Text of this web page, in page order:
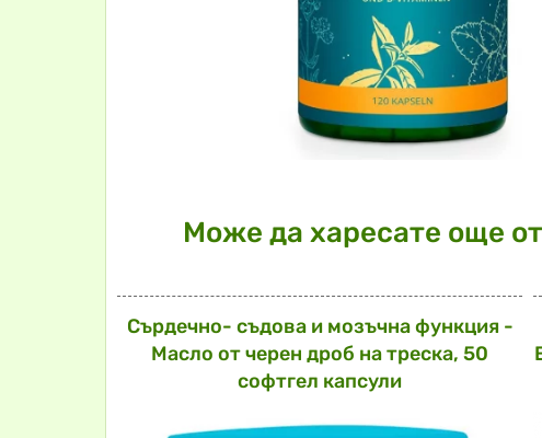
Може да харесате още
Сърдечно- съдова и мозъчна функция -
Масло от черен дроб на треска, 50
софтгел капсули